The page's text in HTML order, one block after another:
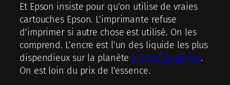
Et Epson insiste pour qu’on utilise de vraies
cartouches Epson. L’imprimante refuse
d’imprimer si autre chose est utilisé. On les
comprend. L’encre est l’un des liquide les plus
dispendieux sur la planète à 2700$ le gallon.
On est loin du prix de l’essence.